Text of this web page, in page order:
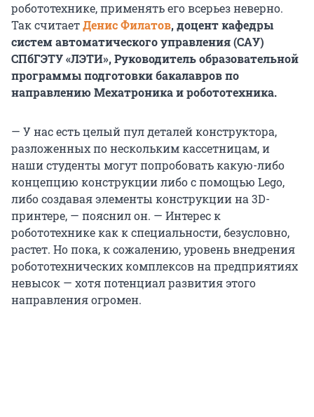
робототехнике, применять его всерьез неверно.
Так считаетДенис Филатов, доцент кафедры
систем автоматического управления (САУ)
СПбГЭТУ «ЛЭТИ», Руководитель образовательной
программы подготовки бакалавров по
направлению Мехатроника и робототехника.
— У нас есть целый пул деталей конструктора,
разложенных по нескольким кассетницам, и
наши студенты могут попробовать какую-либо
концепцию конструкции либо с помощью Lego,
либо создавая элементы конструкции на 3D-
принтере, — пояснил он. — Интерес к
робототехнике как к специальности, безусловно,
растет. Но пока, к сожалению, уровень внедрения
робототехнических комплексов на предприятиях
невысок — хотя потенциал развития этого
направления огромен.